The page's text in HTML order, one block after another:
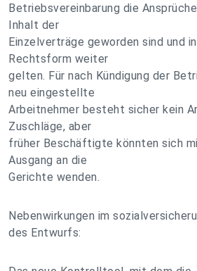
Betriebsvereinbarung die
Inhalt der
Einzelverträge geworden sind und
Rechtsform weiter
gelten. Für nach Kündigung der
neu eingestellte
Arbeitnehmer besteht sicher kein
Zuschläge, aber
früher Beschäftigte könnten sich
Ausgang an die
Gerichte wenden.
Nebenwirkungen im
des Entwurfs: